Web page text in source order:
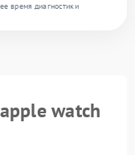
время диагностики
watch